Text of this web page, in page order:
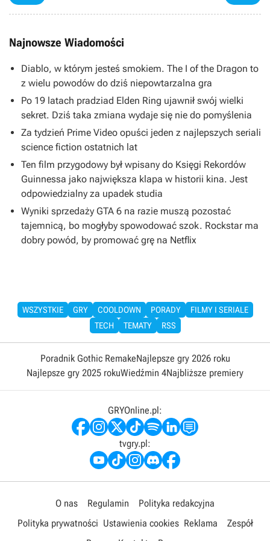
Najnowsze Wiadomości
Diablo, w którym jesteś smokiem. The I of the Dragon to
z wielu powodów do dziś niepowtarzalna gra
Po 19 latach pradziad Elden Ring ujawnił swój wielki
sekret. Dziś taka zmiana wydaje się nie do pomyślenia
Za tydzień Prime Video opuści jeden z najlepszych seriali
science fiction ostatnich lat
Ten film przygodowy był wpisany do Księgi Rekordów
Guinnessa jako największa klapa w historii kina. Jest
odpowiedzialny za upadek studia
Wyniki sprzedaży GTA 6 na razie muszą pozostać
tajemnicą, bo mogłyby spowodować szok. Rockstar ma
dobry powód, by promować grę na Netflix
WSZYSTKIE GRY COOLDOWN PORADY
FILMY I SERIALE
TECH
TEMATY RSS
Poradnik Gothic RemakeNajlepsze gry 2026 roku
Najlepsze gry 2025 rokuWiedźmin 4Najbliższe premiery
GRYOnline.pl:
tvgry.pl:
O nas Regulamin
Polityka redakcyjna
Polityka prywatności Ustawienia cookies Reklama
Zespół